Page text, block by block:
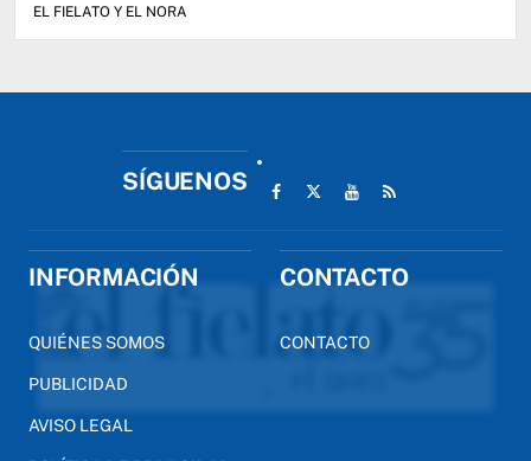
EL FIELATO Y EL NORA
SÍGUENOS
INFORMACIÓN
QUIÉNES SOMOS
PUBLICIDAD
AVISO LEGAL
CONTACTO
CONTACTO